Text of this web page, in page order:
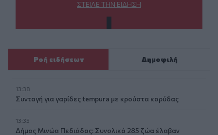
ΣΤΕΊΛΕ ΤΗΝ ΕΊΔΗΣΗ
Ροή ειδήσεων Δημοφιλή
13:38
Συνταγή για γαρίδες tempura με κρούστα καρύδας
13:35
Δήμος Μινώα Πεδιάδας: Συνολικά 285 ζώα έλαβαν